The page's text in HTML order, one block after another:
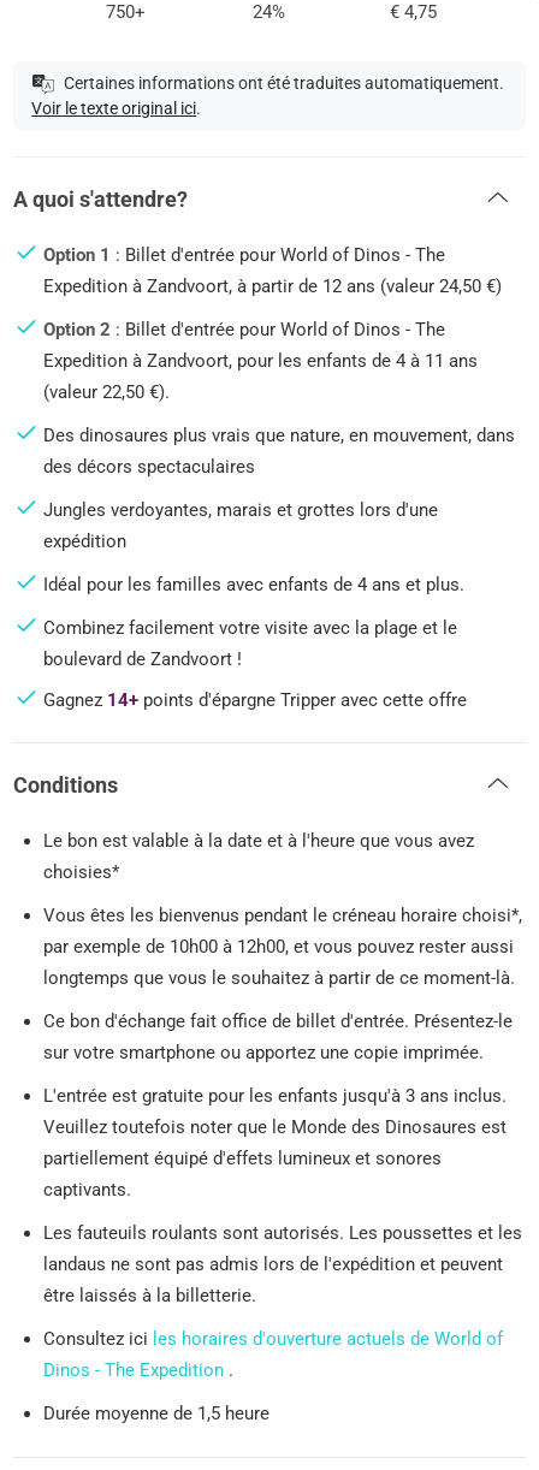
750+ 24% € 4,75
Certaines informations ont été traduites automatiquement.
Voir le texte original ici.
A quoi s'attendre?
Option 1 : Billet d'entrée pour World of Dinos - The
Expedition à Zandvoort, à partir de 12 ans (valeur 24,50 €)
Option 2 : Billet d'entrée pour World of Dinos - The
Expedition à Zandvoort, pour les enfants de 4 à 11 ans
(valeur 22,50 €).
Des dinosaures plus vrais que nature, en mouvement, dans
des décors spectaculaires
Jungles verdoyantes, marais et grottes lors d'une
expédition
Idéal pour les familles avec enfants de 4 ans et plus.
Combinez facilement votre visite avec la plage et le
boulevard de Zandvoort !
Gagnez 14+ points d'épargne Tripper avec cette offre
Conditions
Le bon est valable à la date et à l'heure que vous avez
choisies*
Vous êtes les bienvenus pendant le créneau horaire choisi*,
par exemple de 10h00 à 12h00, et vous pouvez rester aussi
longtemps que vous le souhaitez à partir de ce moment-là.
Ce bon d'échange fait office de billet d'entrée. Présentez-le
sur votre smartphone ou apportez une copie imprimée.
L'entrée est gratuite pour les enfants jusqu'à 3 ans inclus.
Veuillez toutefois noter que le Monde des Dinosaures est
partiellement équipé d'effets lumineux et sonores
captivants.
Les fauteuils roulants sont autorisés. Les poussettes et les
landaus ne sont pas admis lors de l'expédition et peuvent
être laissés à la billetterie.
Consultez ici les horaires d'ouverture actuels de World of
Dinos - The Expedition .
Durée moyenne de 1,5 heure